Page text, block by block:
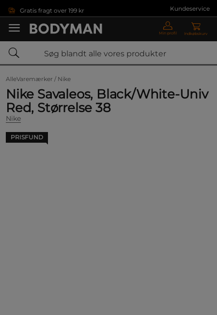
Gratis fragt over 199 kr Kundeservice
Min profil Indkøbskurv
AlleVaremærker / Nike
Nike Savaleos, Black/White-Univ
Red, Størrelse 38
Nike
PRISFUND